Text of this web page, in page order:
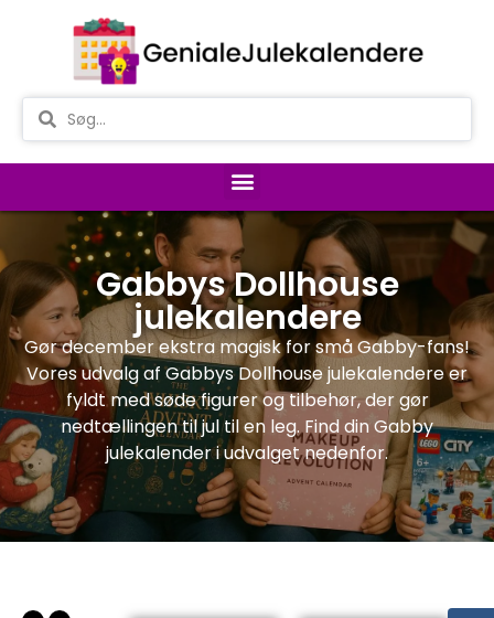
Gabbys Dollhouse
julekalendere
Gør december ekstra magisk for små Gabby-fans!
Vores udvalg af Gabbys Dollhouse julekalendere er
fyldt med søde figurer og tilbehør, der gør
nedtællingen til jul til en leg. Find din Gabby
julekalender i udvalget nedenfor.